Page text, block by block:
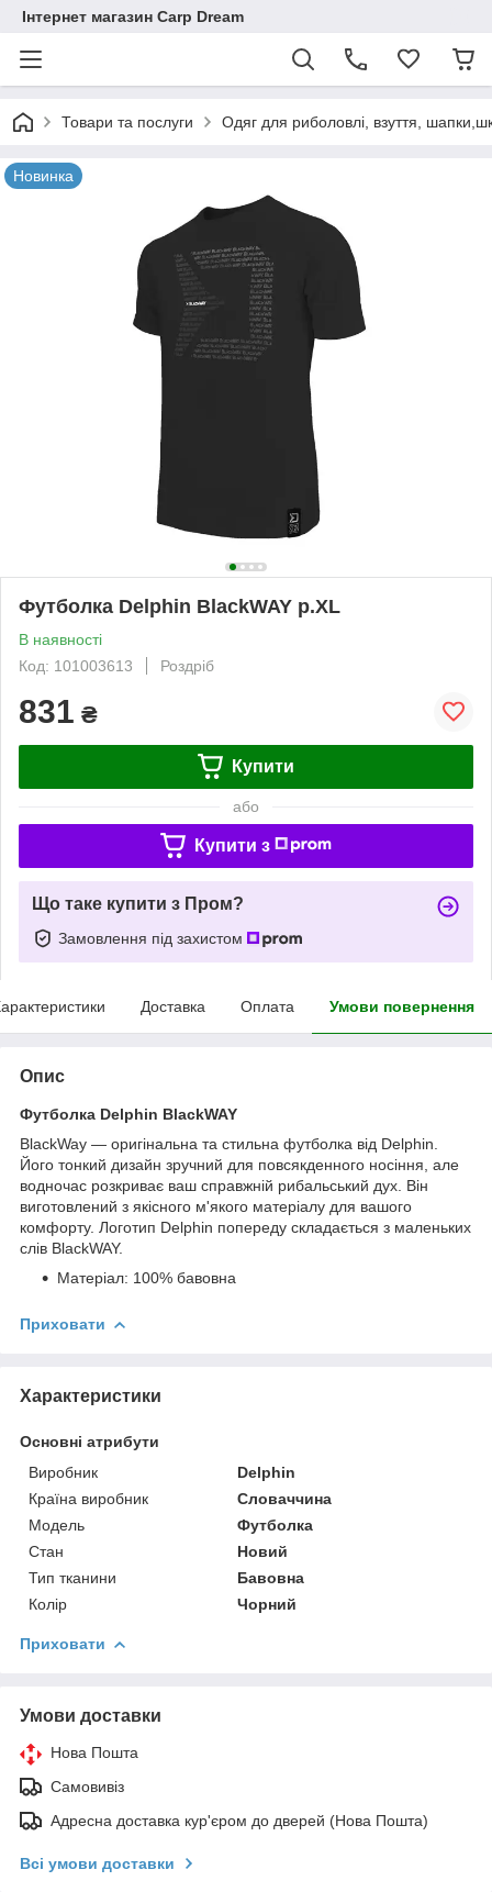
Інтернет магазин Carp Dream
Товари та послуги Одяг для риболовлі, взуття,
Новинка
Футболка Delphin BlackWAY р.XL
В наявності
Код: 101003613
Роздріб
831 ₴
Купити
або
Купити з
Що таке купити з Пром?
Замовлення під захистом
Доставка Оплата Умови повернення
Опис
Футболка Delphin BlackWAY
BlackWay — оригінальна та стильна футболка від Delphin.
Його тонкий дизайн зручний для повсякденного носіння, але
водночас розкриває ваш справжній рибальський дух. Він
виготовлений з якісного м'якого матеріалу для вашого
комфорту. Логотип Delphin попереду складається з маленьких
слів BlackWAY.
Матеріал: 100% бавовна
Приховати
Характеристики
Основні атрибути
Виробник
Delphin
Країна виробник
Словаччина
Модель
Футболка
Стан
Новий
Тип тканини
Бавовна
Колір
Чорний
Приховати
Умови доставки
Нова Пошта
Самовивіз
Адресна доставка кур'єром до дверей (Нова Пошта)
Всі умови доставки